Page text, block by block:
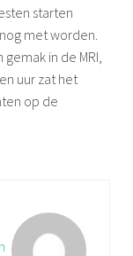
starten
met worden.
in de MRI,
uur zat het
op de